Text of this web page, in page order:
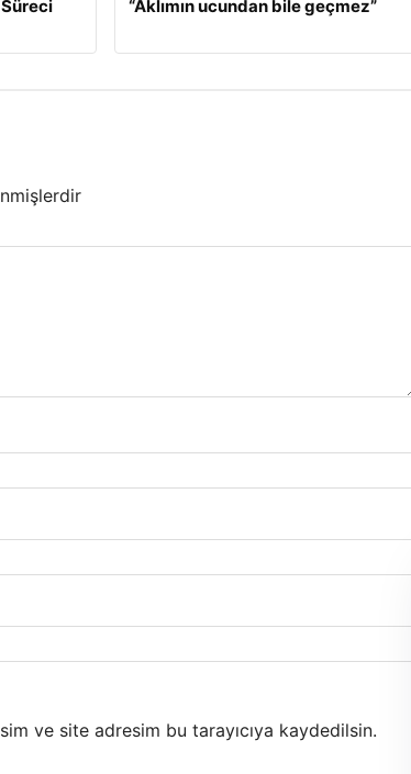
“Aklımın ucundan bile geçmez”
ve site adresim bu tarayıcıya kaydedilsin.